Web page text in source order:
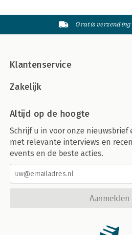
Gratis
Klantenservice
Zakelijk
Altijd op de hoogte
Schrijf u in voor onze
met relevante interviews en
events en de beste acties.
Aanmelden